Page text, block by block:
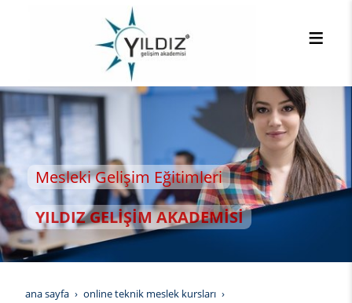
Gelişim Eğitimleri
GELİŞİM AKADEMİSİ
ana sayfa
online teknik meslek kursları